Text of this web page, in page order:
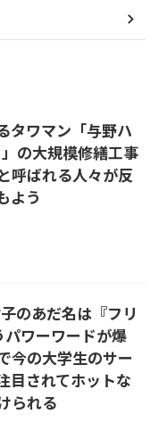
タワマン「与野ハ
の大規模修繕工事
呼ばれる人々が反
よう
のあだ名は『フリ
ワーワードが爆
今の大学生のサー
目されてホットな
られる